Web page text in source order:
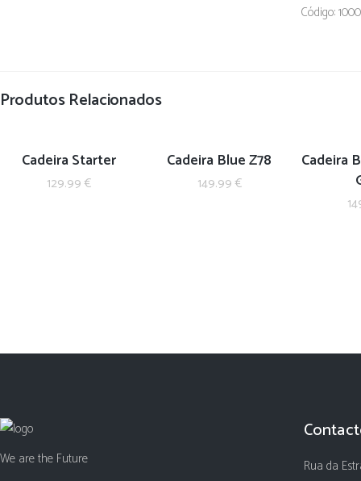
Código:
Produtos Relacionados
Cadeira Starter
129.99€
Cadeira Blue Z78
149.99 €
Cadeira
We are the Future
Rua da